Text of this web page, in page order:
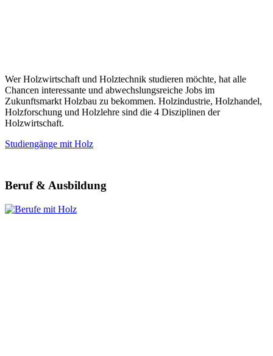
Wer Holzwirtschaft und Holztechnik studieren möchte, hat alle
Chancen interessante und abwechslungsreiche Jobs im
Zukunftsmarkt Holzbau zu bekommen. Holzindustrie, Holzhandel,
Holzforschung und Holzlehre sind die 4 Disziplinen der
Holzwirtschaft.
Studiengänge mit Holz
Beruf & Ausbildung